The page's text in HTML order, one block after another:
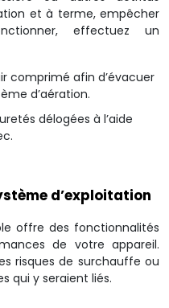
et à terme, empêcher
effectuez un
comprimé afin d’évacuer
d’aération.
délogées à l’aide
d’exploitation
offre des fonctionnalités
de votre appareil.
risques de surchauffe ou
qui y seraient liés.